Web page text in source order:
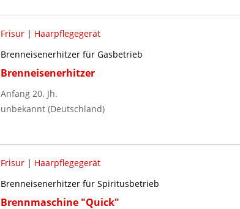
Frisur| Haarpflegegerät
Brenneisenerhitzer für Gasbetrieb
Brenneisenerhitzer
Anfang 20. Jh.
unbekannt (Deutschland)
Frisur| Haarpflegegerät
Brenneisenerhitzer für Spiritusbetrieb
Brennmaschine "Quick"